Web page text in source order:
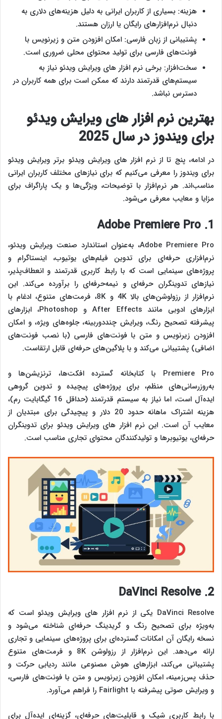
هزینه: بسیاری از کاربران ایرانی به دلیل هزینه‌های دلاری به
دنبال نرم‌افزارهای رایگان یا ارزان هستند.
پشتیبانی از زبان فارسی: امکان افزودن متن و زیرنویس با
فونت‌های فارسی برای تولید محتوای محلی ضروری است.
سخت‌افزار: برخی نرم‌ افزار های ویرایش ویدئو نیاز به
سیستم‌های قدرتمند دارند که ممکن است برای همه کاربران در
دسترس نباشد.
بهترین نرم‌ افزار های ویرایش ویدئو
برای ویندوز در سال 2025
در ادامه، پنج تا از نرم‌ افزار های ویرایش ویدئو برتر ویرایش ویدئو
برای ویندوز را معرفی می‌کنیم که برای نیازهای مختلف کاربران ایرانی
مناسب‌اند. هر نرم‌افزار با توضیحات، ویژگی‌ها و یک پاراگراف برای
مزایا و معایب معرفی می‌شود.
1. Adobe Premiere Pro
Adobe Premiere Pro، به‌عنوان استاندارد صنعت ویرایش ویدئو،
نرم‌افزاری حرفه‌ای برای تدوین فیلم‌های یوتیوب، اینستاگرام و
پروژه‌های سینمایی است که با رابط کاربری قدرتمند و انعطاف‌پذیر،
نیازهای تدوینگران حرفه‌ای و نیمه‌حرفه‌ای را برآورده می‌کند. این
نرم‌افزار از رزولوشن‌های بالا 4K و 8K، فرمت‌های متنوع، ادغام با
ابزارهای ادوبی مانند After Effects و Photoshop، ابزارهای
پیشرفته تصحیح رنگ، ویرایش چنددوربینه، جلوه‌های ویژه، و امکان
افزودن زیرنویس و متن با فونت‌های فارسی (با نصب فونت‌های
اضافی) پشتیبانی می‌کند و با پلاگین‌های حرفه‌ای قابل ارتقاست.
Premiere Pro با کتابخانه گسترده افکت‌ها، ترنزیشن‌ها و
به‌روزرسانی‌های منظم، برای پروژه‌های پیچیده و تدوین گروهی
ایده‌آل است، اما نیاز به سیستم قدرتمند (حداقل 16 گیگابایت رم)،
هزینه اشتراک ماهانه حدود 20 دلار و پیچیدگی برای مبتدیان از
معایب آن است. این نرم‌ افزار های ویرایش ویدئو برای تدوینگران
حرفه‌ای، یوتیوبرها و تولیدکنندگان محتوای تجاری مناسب است.
2. DaVinci Resolve
DaVinci Resolve یکی از نرم‌ افزار های ویرایش ویدئو است که
به‌ویژه برای تصحیح رنگ و گریدینگ حرفه‌ای شناخته می‌شود و
نسخه رایگان آن امکانات گسترده‌ای برای پروژه‌های سینمایی و تجاری
ارائه می‌دهد. این نرم‌افزار از رزولوشن 8K و فرمت‌های متنوع
پشتیبانی می‌کند، ابزارهای هوش مصنوعی مانند ردیابی حرکت و
حذف پس‌زمینه، امکان افزودن زیرنویس و متن با فونت‌های فارسی،
و ویرایش صوتی پیشرفته با Fairlight را فراهم می‌آورد.
با رابط کاربری شیک و قابلیت‌های حرفه‌ای، گزینه‌ای ایده‌آل برای